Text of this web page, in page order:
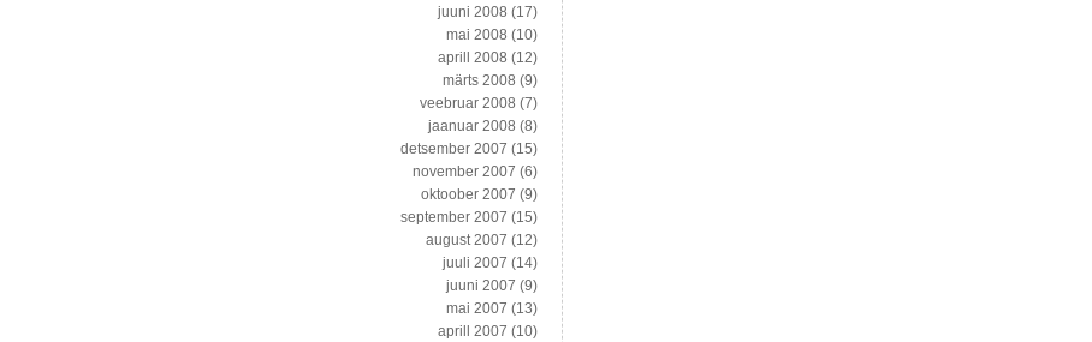
juuni 2008 (17)
mai 2008 (10)
aprill 2008 (12)
märts 2008 (9)
veebruar 2008 (7)
jaanuar 2008 (8)
detsember 2007 (15)
november 2007 (6)
oktoober 2007 (9)
september 2007 (15)
august 2007 (12)
juuli 2007 (14)
juuni 2007 (9)
mai 2007 (13)
aprill 2007 (10)